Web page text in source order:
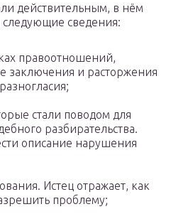
действительным, в нём
сведения:
правоотношений,
заключения и расторжения
стали поводом для
разбирательства.
описание нарушения
Истец отражает, как
проблему;